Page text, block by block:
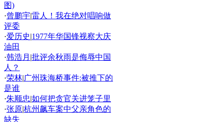
图)
·曾鹏宇|雷人！我在绝对唱响做
评委
·爱历史|1977年华国锋视察大庆
油田
·韩浩月 |批评余秋雨是侮辱中国
人？
·荣林|广州珠海桥事件:被推下的
是谁
·朱顺忠|如何把贪官关进笼子里
·张原|杭州飙车案中父亲角色的
缺失